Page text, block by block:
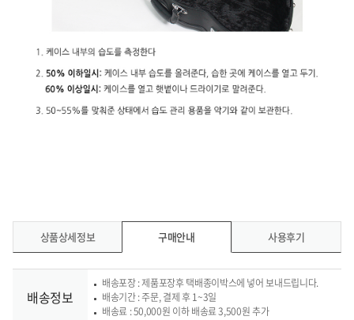
상품상세정보 구매안내 사용후기
배송정보
배송포장 : 제품포장후 택배종이박스에 넣어 보내드립니다.
배송기간 : 주문, 결제 후 1~3일
배송료 : 50,000원 이하 배송료 3,500원 추가